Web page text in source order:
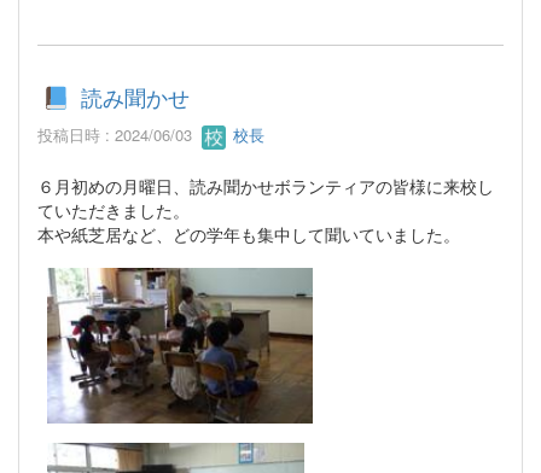
読み聞かせ
投稿日時 : 2024/06/03 校長
６月初めの月曜日、読み聞かせボランティアの皆様に来校し
ていただきました。
本や紙芝居など、どの学年も集中して聞いていました。